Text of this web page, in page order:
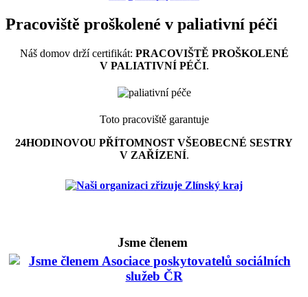
Pracoviště proškolené v paliativní péči
Náš domov drží certifikát: PRACOVIŠTĚ PROŠKOLENÉ
V PALIATIVNÍ PÉČI.
Toto pracoviště garantuje
24HODINOVOU PŘÍTOMNOST VŠEOBECNÉ SESTRY
V ZAŘÍZENÍ.
Jsme členem